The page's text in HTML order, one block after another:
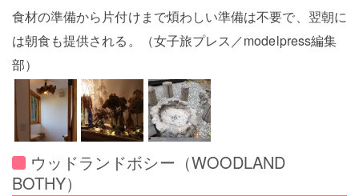
食材の準備から片付けまで煩わしい準備は不要で、翌朝に
は朝食も提供される。（女子旅プレス／modelpress編集
部）
ウッドランドボシー（WOODLAND
BOTHY）